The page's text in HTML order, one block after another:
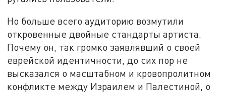
Но больше всего аудиторию возмутили
откровенные двойные стандарты артиста.
Почему он, так громко заявлявший о своей
еврейской идентичности, до сих пор не
высказался о масштабном и кровопролитном
конфликте между Израилем и Палестиной, о